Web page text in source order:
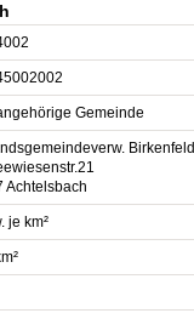
Gemeinde
Birkenfeld
Achtelsbach
je km²